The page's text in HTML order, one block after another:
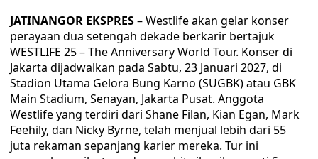
JATINANGOR EKSPRES– Westlife akan gelar konser
perayaan dua setengah dekade berkarir bertajuk
WESTLIFE 25 – The Anniversary World Tour. Konser di
Jakarta dijadwalkan pada Sabtu, 23 Januari 2027, di
Stadion Utama Gelora Bung Karno (SUGBK) atau GBK
Main Stadium, Senayan, Jakarta Pusat. Anggota
Westlife yang terdiri dari Shane Filan, Kian Egan, Mark
Feehily, dan Nicky Byrne, telah menjual lebih dari 55
juta rekaman sepanjang karier mereka. Tur ini